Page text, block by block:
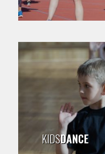
KIDSDANCE